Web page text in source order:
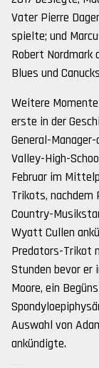
Vater Pierre
spielte; und
Robert Nordmark
Blues und
Weitere
erste in der
General-
Valley-High-
Februar im
Trikots,
Country-
Wyatt Cullen
Predators-Trikot
Stunden bevor er
Moore, ein
Auswahl von
ankündigte.